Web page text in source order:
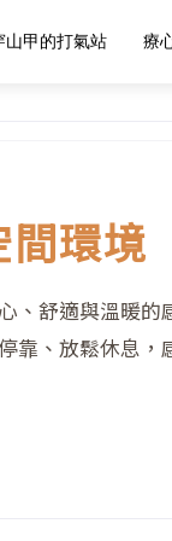
山甲的打氣站 療
間環境
、舒適與溫暖
靠、放鬆休息，